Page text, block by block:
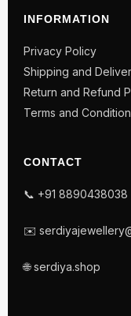
INFORMATION
Privacy Policy
Shipping and
Return and Refund
Terms and
CONTACT
📞 +91 8890438038
✉️
🌐 serdiya.shop